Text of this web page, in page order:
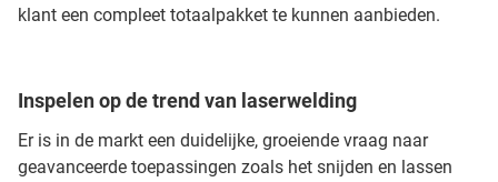
klant een compleet totaalpakket te kunnen aanbieden.
Inspelen op de trend van laserwelding
Er is in de markt een duidelijke, groeiende vraag naar
geavanceerde toepassingen zoals het snijden en lassen